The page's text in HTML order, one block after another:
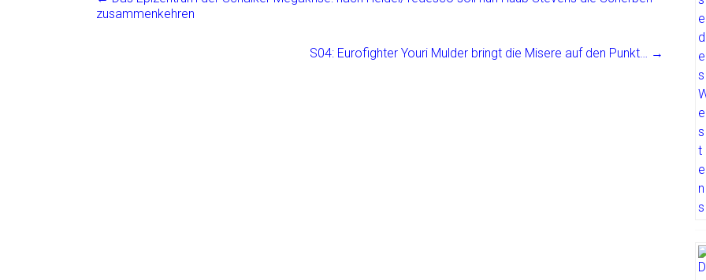
b
l
zusammenkehren
S04: Eurofighter Youri Mulder bringt die Misere auf den Punkt… →